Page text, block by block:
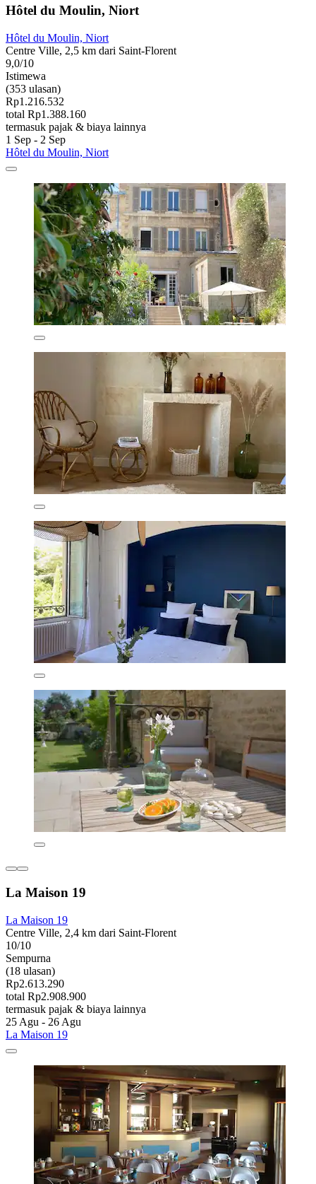
Hôtel du Moulin, Niort
Hôtel du Moulin, Niort
Centre Ville, 2,5 km dari Saint-Florent
9,0/10
Istimewa
(353 ulasan)
Rp1.216.532
total Rp1.388.160
termasuk pajak & biaya lainnya
1 Sep - 2 Sep
Hôtel du Moulin, Niort
La Maison 19
La Maison 19
Centre Ville, 2,4 km dari Saint-Florent
10/10
Sempurna
(18 ulasan)
Rp2.613.290
total Rp2.908.900
termasuk pajak & biaya lainnya
25 Agu - 26 Agu
La Maison 19